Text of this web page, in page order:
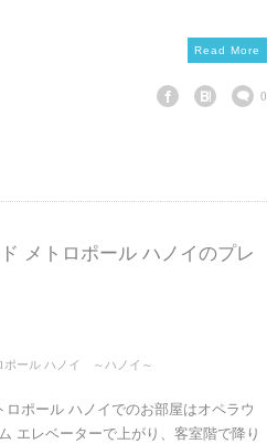
Read More
0
メトロポール ハノイのプレ
ロポール ハノイ ～ハノイ～
ポール ハノイでのお部屋はオペラウ
エレベーターで上がり、客室階で降り